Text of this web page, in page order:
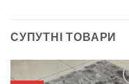
СУПУТНІ ТОВАРИ